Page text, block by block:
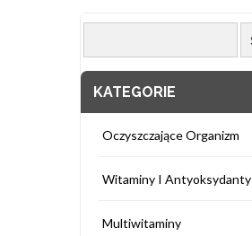
KATEGORIE
Oczyszczające Organizm
Witaminy I Antyoksydanty
Multiwitaminy